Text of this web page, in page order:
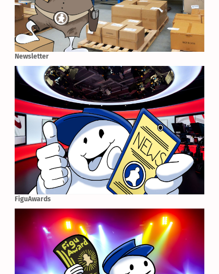
Newsletter
FiguAwards